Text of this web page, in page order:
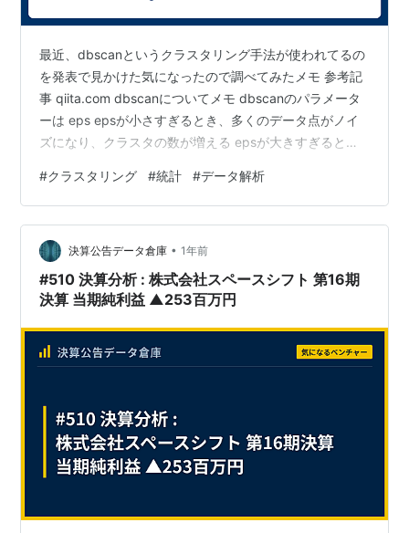
最近、dbscanというクラスタリング手法が使われてるの
を発表で見かけた気になったので調べてみたメモ 参考記
事 qiita.com dbscanについてメモ dbscanのパラメータ
ーは eps epsが小さすぎるとき、多くのデータ点がノイ
ズになり、クラスタの数が増える epsが大きすぎると
性がある min_samples 値が小さすぎるときは、過剰なク
ラスタが形成される可能性がある 値が大きすぎるとき
は、クラスタ数が少なくなりすぎ、あるいは全てのデー
タ点がノイズになる可能性がある min_samplesの値は、
クラスタの「密度」を制御する。具…
#クラスタリング #統計 #データ解析
決算公告データ倉庫 • 1年前
#510 決算分析 : 株式会社スペースシフト 第16期
決算 当期純利益 ▲253百万円